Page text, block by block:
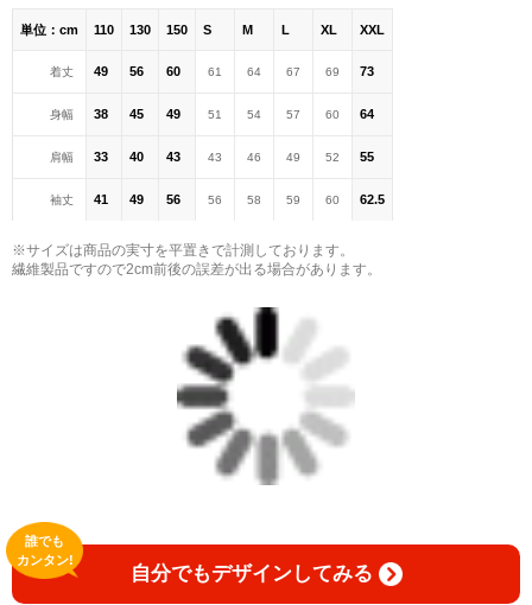
単位：cm 110 130 150 S M L XL XXL
着丈 49 56 60 61 64 67 69 73
身幅 38 45 49 51 54 57 60 64
肩幅 33 40 43 43 46 49 52 55
袖丈 41 49 56 56 58 59 60 62.5
※サイズは商品の実寸を平置きで計測しております。
繊維製品ですので2cm前後の誤差が出る場合があります。
自分でもデザインしてみる
誰でも
カンタン!